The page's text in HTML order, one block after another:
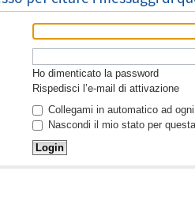
Ho dimenticato la password
Rispedisci l’e-mail di attivazione
Collegami in automatico ad
Nascondi il mio stato per